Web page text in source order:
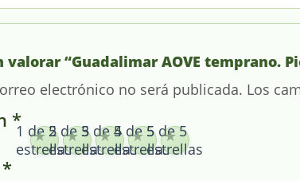
valorar “Guadalimar AOVE temprano.
electrónico no será publicada. Los
*1 de 5
estrellas
2 de 5
estrellas
3 de 5
estrellas
4 de 5
estrellas
5 de 5
estrellas
*